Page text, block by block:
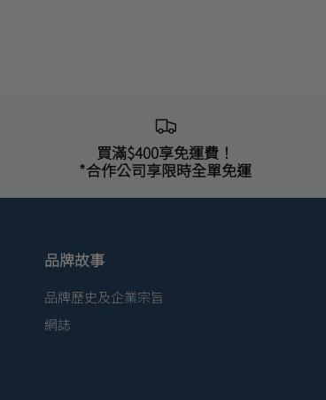
買滿$400享免運費！
*合作公司享限時全單免運
品牌故事
品牌歷史及企業宗旨
網誌